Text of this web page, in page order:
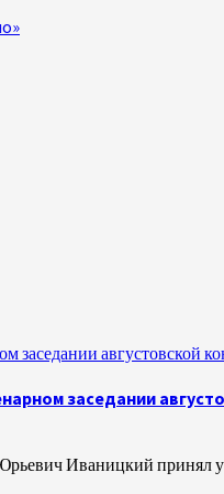
заседании августовской
заседании
Иваницкий принял